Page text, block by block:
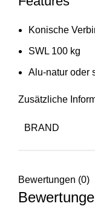
Konische
SWL 100 kg
Alu-natur oder
Zusätzliche
BRAND
Bewertungen (0)